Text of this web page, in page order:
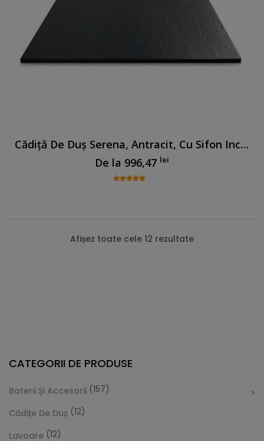
Cădiță De Duș Serena, Antracit, Cu Sifon Inclus
De la 996,47 lei
Afișez toate cele 12 rezultate
CATEGORII DE PRODUSE
Baterii Și Accesorii (157)
Cădițe De Duș (12)
Lavoare (12)